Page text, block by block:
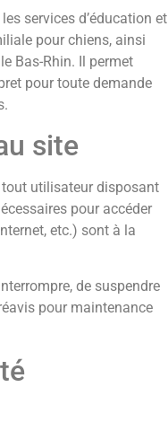
services d’éducation et
pour chiens, ainsi
Bas-Rhin. Il permet
pour toute demande
site
utilisateur disposant
pour accéder
etc.) sont à la
de suspendre
pour maintenance